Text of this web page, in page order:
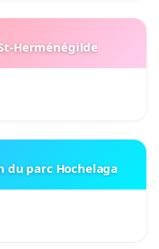
Herménégilde
parc Hochelaga